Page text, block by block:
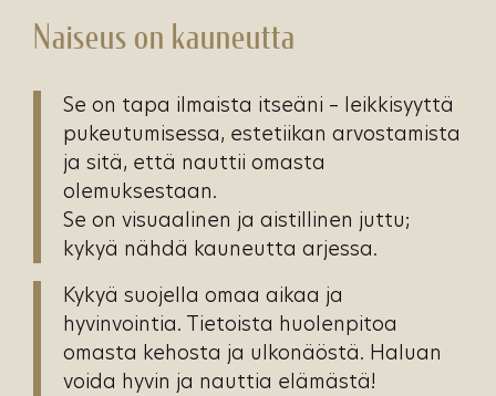
Naiseus on kauneutta
Se on tapa ilmaista itseäni – leikkisyyttä
pukeutumisessa, estetiikan arvostamista
ja sitä, että nauttii omasta
olemuksestaan.
​Se on visuaalinen ja aistillinen juttu;
kykyä nähdä kauneutta arjessa.
Kykyä suojella omaa aikaa ja
hyvinvointia. Tietoista huolenpitoa
omasta kehosta ja ulkonäöstä. Haluan
voida hyvin ja nauttia elämästä!